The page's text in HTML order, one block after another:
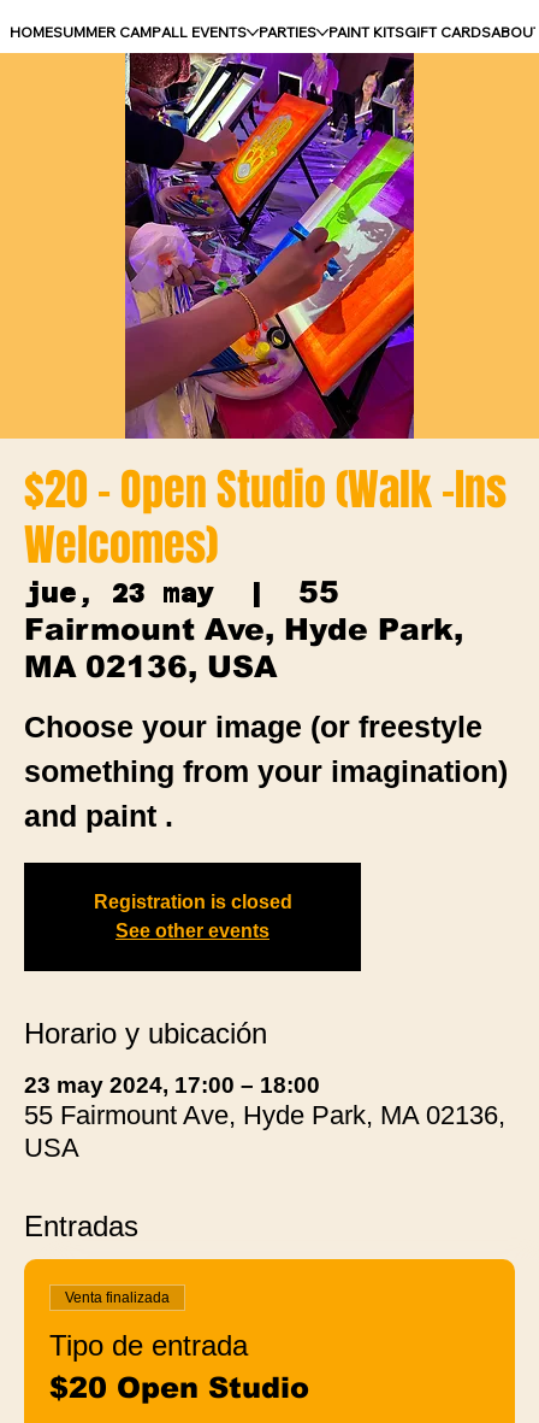
HOMESUMMER CAMPALL EVENTS PARTIES PAINT KITSGIFT CARDS
$20 - Open Studio (Walk -Ins
Welcomes)
jue, 23 may
  |
55
Fairmount Ave, Hyde Park,
MA 02136, USA
Choose your image (or freestyle
something from your imagination)
and paint .
Registration is closed
See other events
Horario y ubicación
23 may 2024, 17:00 – 18:00
55 Fairmount Ave, Hyde Park, MA 02136,
USA
Entradas
Venta finalizada
Tipo de entrada
$20 Open Studio